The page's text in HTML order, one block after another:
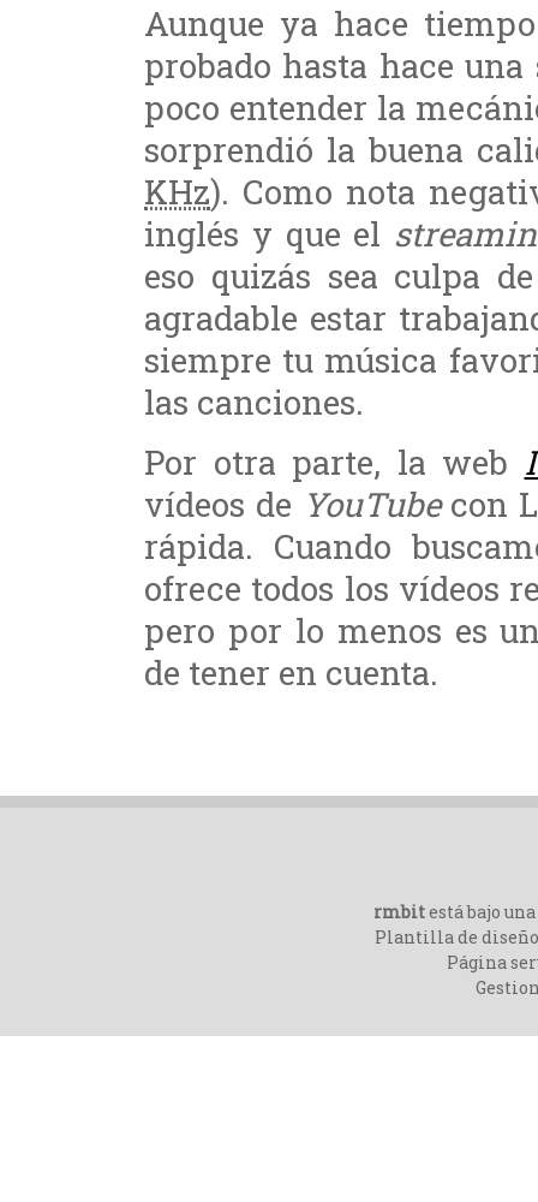
Aunque ya hace
probado hasta hace
poco entender la
sorprendió la buena
KHz). Como nota
inglés y que el
eso quizás sea culpa
agradable estar
siempre tu música
las canciones.
Por otra parte, la web
vídeos de YouTubecon
rápida. Cuando
ofrece todos los vídeos
pero por lo menos es
de tener en cuenta.
rmbitestá bajo una
Plantilla de
Página